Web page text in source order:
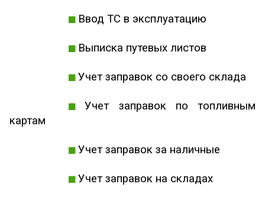
Ввод ТС в эксплуатацию
Выписка путевых листов
Учет заправок со своего склада
Учет заправок по топливным
картам
Учет заправок за наличные
Учет заправок на складах